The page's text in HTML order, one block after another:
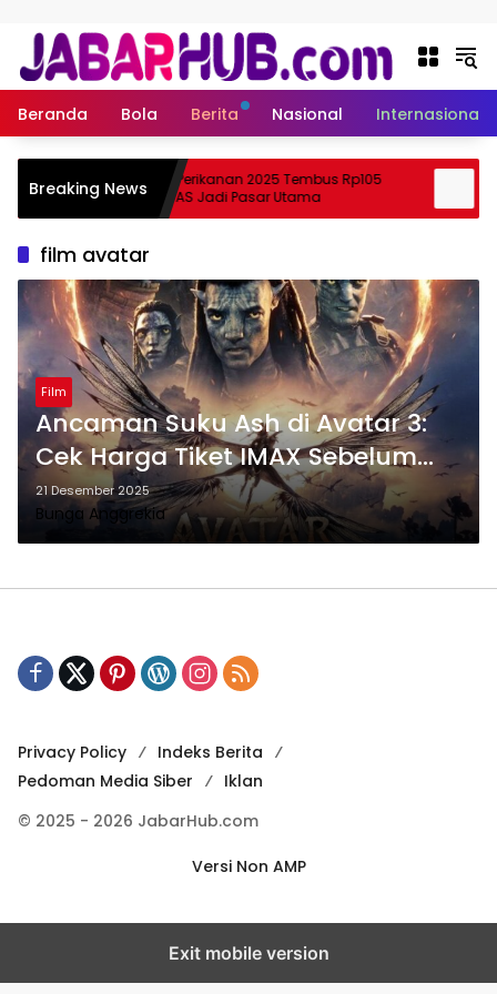
Beranda Bola Berita Nasional Internasional
Breaking NewsEkspor Perikanan 2025 Tembus Rp105
Triliun, AS Jadi Pasar Utama
film avatar
Film
Ancaman Suku Ash di Avatar 3:
Cek Harga Tiket IMAX Sebelum
Kehabisan!
21 Desember 2025
Bunga Anggrekia
Privacy Policy
Indeks Berita
Pedoman Media Siber
Iklan
© 2025 - 2026 JabarHub.com
Versi Non AMP
Exit mobile version